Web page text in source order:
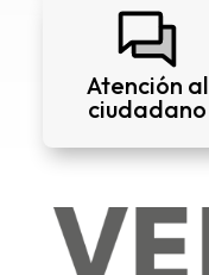
Atención al
ciudadano